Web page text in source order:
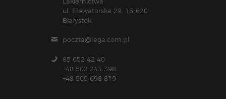
ul. Elewatorska 29, 15-620
Białystok
poczta@lega.com.pl
85 652 42 40
+48 502 243 398
+48 509 698 819